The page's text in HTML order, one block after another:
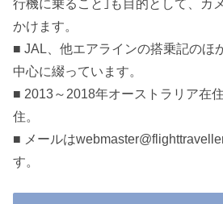
行機に乗ること｣も目的として、カ
かけます。
■ JAL、他エアラインの搭乗記のほ
中心に綴っています。
■ 2013～2018年オーストラリア在
住。
■ メールは
す。